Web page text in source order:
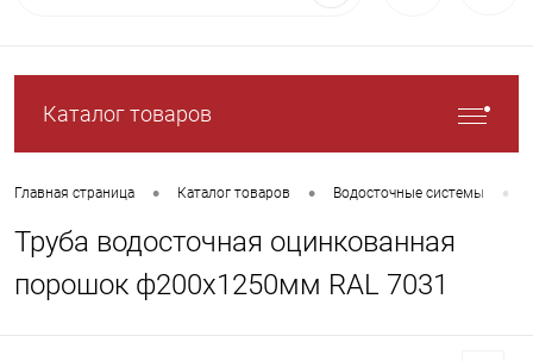
Каталог товаров
Главная страница • Каталог товаров • Водосточные системы •
Труба водосточная оцинкованная
порошок ф200х1250мм RAL 7031